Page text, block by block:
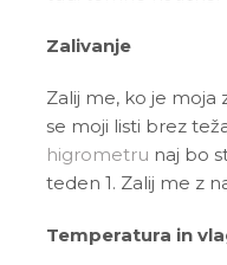
Zalivanje
Zalij me, ko je
se moji listi brez
higrometru naj bo
teden 1. Zalij me z
Temperatura in